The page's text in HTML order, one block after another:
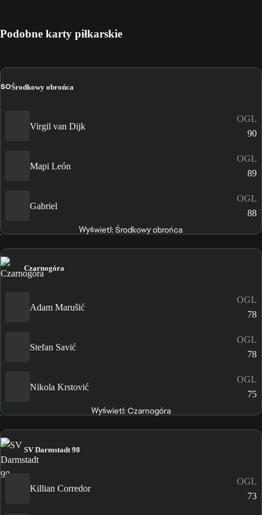
Podobne karty piłkarskie
ŚOŚrodkowy obrońca
Virgil van Dijk
OGL
90
Mapi León
OGL
89
Gabriel
OGL
88
Wyświetl: Środkowy obrońca
Czarnogóra
Adam Marušić
OGL
78
Stefan Savić
OGL
78
Nikola Krstović
OGL
75
Wyświetl: Czarnogóra
SV Darmstadt 98
Killian Corredor
OGL
73